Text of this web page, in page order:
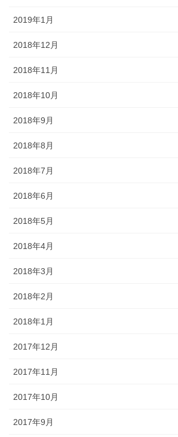
2019年1月
2018年12月
2018年11月
2018年10月
2018年9月
2018年8月
2018年7月
2018年6月
2018年5月
2018年4月
2018年3月
2018年2月
2018年1月
2017年12月
2017年11月
2017年10月
2017年9月